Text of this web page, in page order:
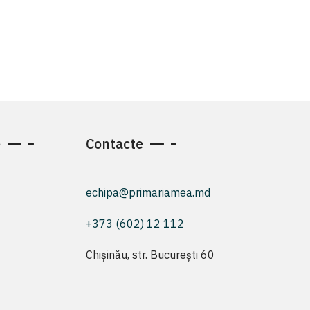
Contacte
echipa@primariamea.md
+373 (602) 12 112
Chișinău, str. București 60